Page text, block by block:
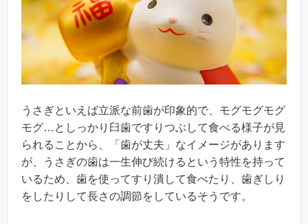
うさぎといえば立派な前歯が印象的で、モグモグモグ
モグ…としっかり臼歯ですりつぶして食べる様子が見
られることから、「歯が丈夫」なイメージがあります
が、うさぎの歯は一生伸び続けるという特性を持って
いるため、歯を使ってすり潰して食べたり、歯ぎしり
をしたりして長さの調節をしているそうです。